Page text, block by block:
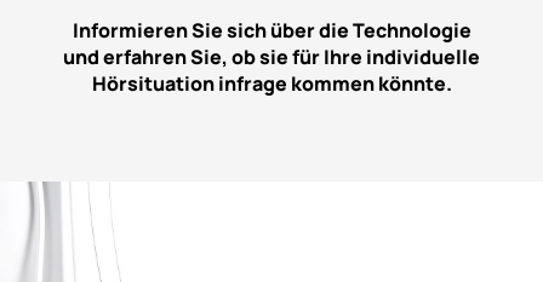
Informieren Sie sich über die Technologie
und erfahren Sie, ob sie für Ihre individuelle
Hörsituation infrage kommen könnte.